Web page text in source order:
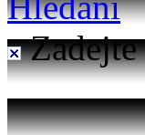
Zadejte